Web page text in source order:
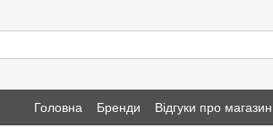
Головна Бренди Відгуки про магазин